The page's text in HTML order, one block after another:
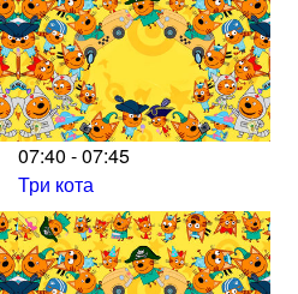
07:40 - 07:45
Три кота